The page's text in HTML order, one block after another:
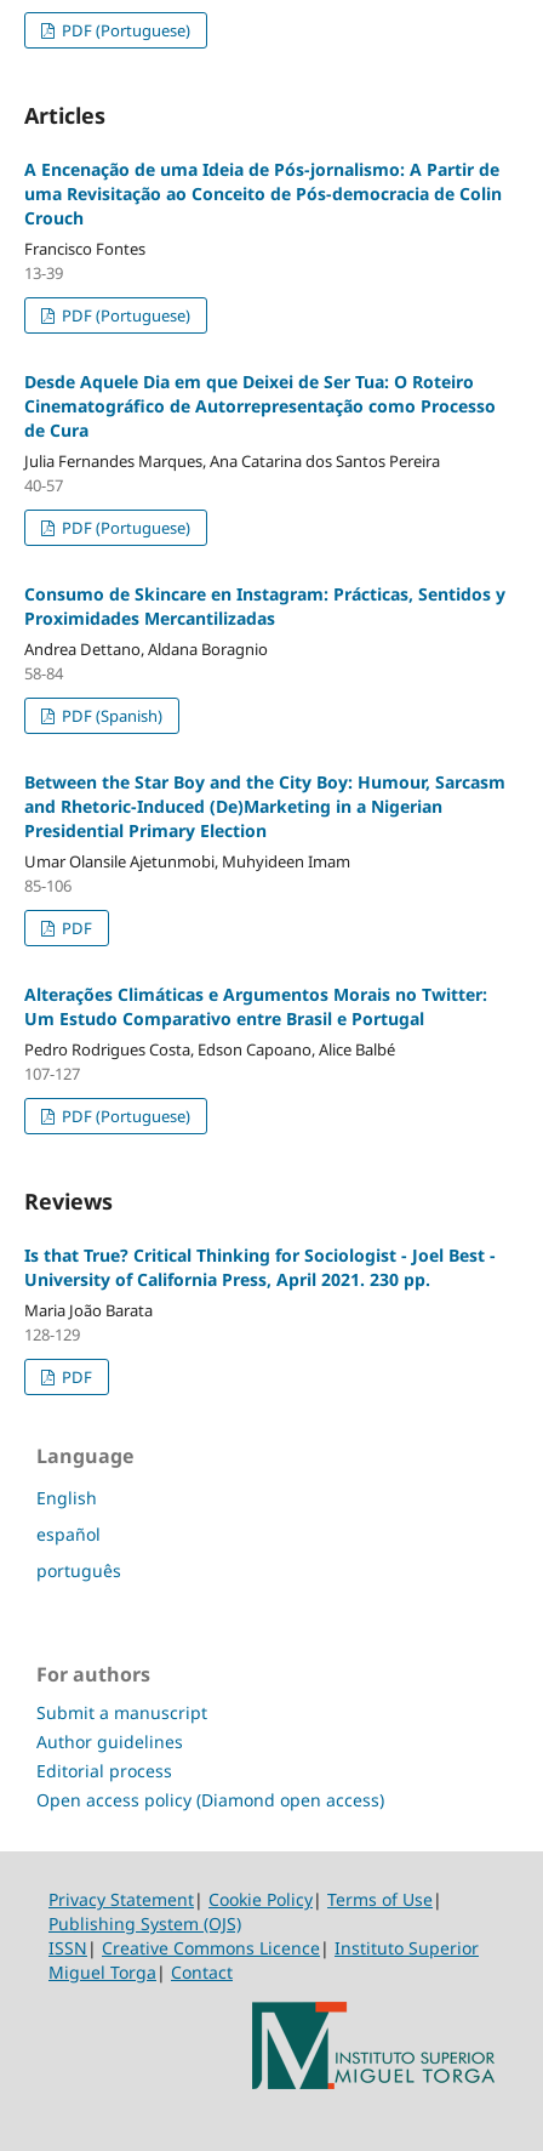
PDF (Portuguese)
Articles
A Encenação de uma Ideia de Pós-jornalismo: A Partir de
uma Revisitação ao Conceito de Pós-democracia de Colin
Crouch
Francisco Fontes
13-39
PDF (Portuguese)
Desde Aquele Dia em que Deixei de Ser Tua: O Roteiro
Cinematográfico de Autorrepresentação como Processo
de Cura
Julia Fernandes Marques, Ana Catarina dos Santos Pereira
40-57
PDF (Portuguese)
Consumo de Skincare en Instagram: Prácticas, Sentidos y
Proximidades Mercantilizadas
Andrea Dettano, Aldana Boragnio
58-84
PDF (Spanish)
Between the Star Boy and the City Boy: Humour, Sarcasm
and Rhetoric-Induced (De)Marketing in a Nigerian
Presidential Primary Election
Umar Olansile Ajetunmobi, Muhyideen Imam
85-106
PDF
Alterações Climáticas e Argumentos Morais no Twitter:
Um Estudo Comparativo entre Brasil e Portugal
Pedro Rodrigues Costa, Edson Capoano, Alice Balbé
107-127
PDF (Portuguese)
Reviews
Is that True? Critical Thinking for Sociologist - Joel Best -
University of California Press, April 2021. 230 pp.
Maria João Barata
128-129
PDF
Language
English
español
português
For authors
Submit a manuscript
Author guidelines
Editorial process
Open access policy (Diamond open access)
Privacy Statement| Cookie Policy| Terms of Use|
Publishing System (OJS)
ISSN | Creative Commons Licence| Instituto Superior
Miguel Torga | Contact